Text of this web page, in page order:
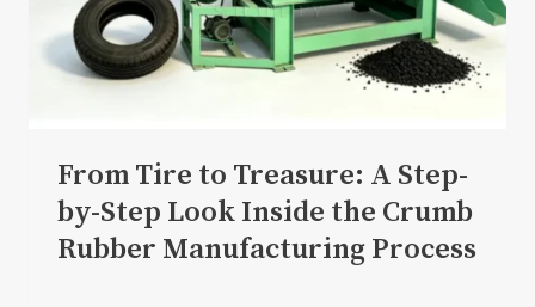
From Tire to Treasure: A Step-
by-Step Look Inside the Crumb
Rubber Manufacturing Process